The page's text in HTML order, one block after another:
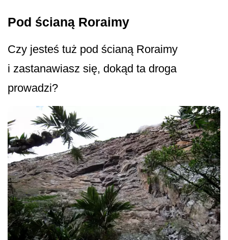
Pod ścianą Roraimy
Czy jesteś tuż pod ścianą Roraimy
i zastanawiasz się, dokąd ta droga
prowadzi?